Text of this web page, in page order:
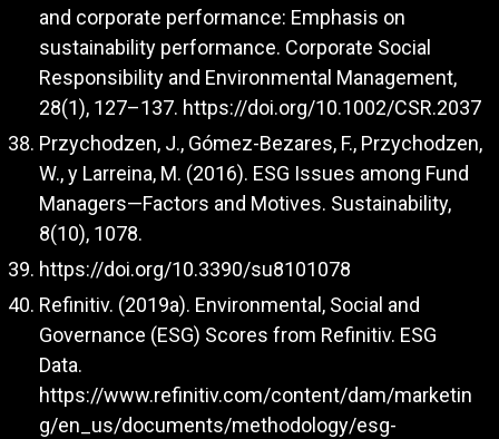
and corporate performance: Emphasis on
sustainability performance. Corporate Social
Responsibility and Environmental Management,
28(1), 127–137. https://doi.org/10.1002/CSR.2037
Przychodzen, J., Gómez-Bezares, F., Przychodzen,
W., y Larreina, M. (2016). ESG Issues among Fund
Managers—Factors and Motives. Sustainability,
8(10), 1078.
https://doi.org/10.3390/su8101078
Refinitiv. (2019a). Environmental, Social and
Governance (ESG) Scores from Refinitiv. ESG
Data.
https://www.refinitiv.com/content/dam/marketin
g/en_us/documents/methodology/esg-